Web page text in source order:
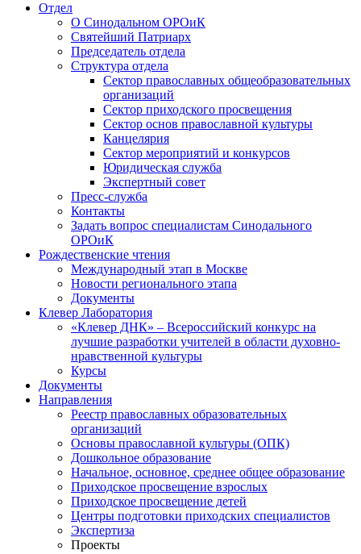
Отдел
О Синодальном ОРОиК
Святейший Патриарх
Председатель отдела
Структура отдела
Сектор православных общеобразовательных
организаций
Сектор приходского просвещения
Сектор основ православной культуры
Канцелярия
Сектор мероприятий и конкурсов
Юридическая служба
Экспертный совет
Пресс-служба
Контакты
Задать вопрос специалистам Синодального
ОРОиК
Рождественские чтения
Международный этап в Москве
Новости регионального этапа
Документы
Клевер Лаборатория
«Клевер ДНК» – Всероссийский конкурс на
лучшие разработки учителей в области духовно-
нравственной культуры
Курсы
Документы
Направления
Реестр православных образовательных
организаций
Основы православной культуры (ОПК)
Дошкольное образование
Начальное, основное, среднее общее образование
Приходское просвещение взрослых
Приходское просвещение детей
Центры подготовки приходских специалистов
Экспертиза
Проекты